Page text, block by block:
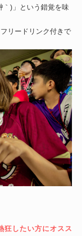
｀)」という錯覚を味
リードリンク付きで
狂したい方にオスス